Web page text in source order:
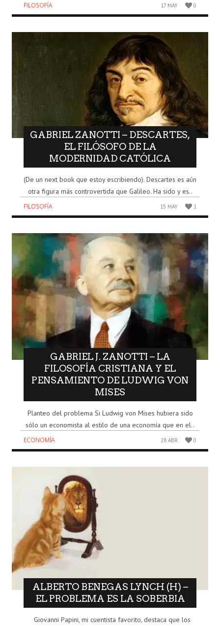
FILOSOFÍA 17 MAY 0
GABRIEL ZANOTTI – DESCARTES,
EL FILÓSOFO DE LA
MODERNIDAD CATÓLICA
(De un next book que estoy escribiendo). Descartes es aún
otra figura más controvertida que Galileo. Ha sido y es..
FILOSOFÍA 15 MAY 1
GABRIEL J. ZANOTTI – LA
FILOSOFÍA CRISTIANA Y EL
PENSAMIENTO DE LUDWIG VON
MISES
Planteo del problema Si Ludwig von Mises hubiera sido
sólo un economista al estilo de una economía que en el..
ECONOMÍA 28 ABR 0
ALBERTO BENEGAS LYNCH (H) –
EL PROBLEMA ES LA SOBERBIA
Giovanni Papini, mi cuentista favorito, destaca que los